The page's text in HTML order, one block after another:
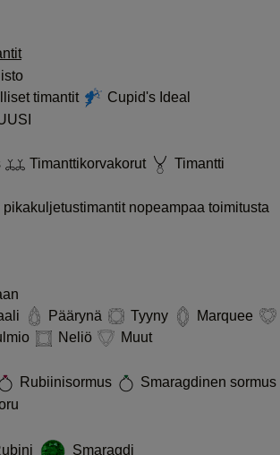
timantit
Cupid's Ideal
Timanttikorvakorut
Timantti
pikakuljetustimantit nopeampaa toimitusta
Päärynä Tyyny
Marquee
Neliö
Muut
Rubiinisormus
Smaragdinen sormus
Smaragdi